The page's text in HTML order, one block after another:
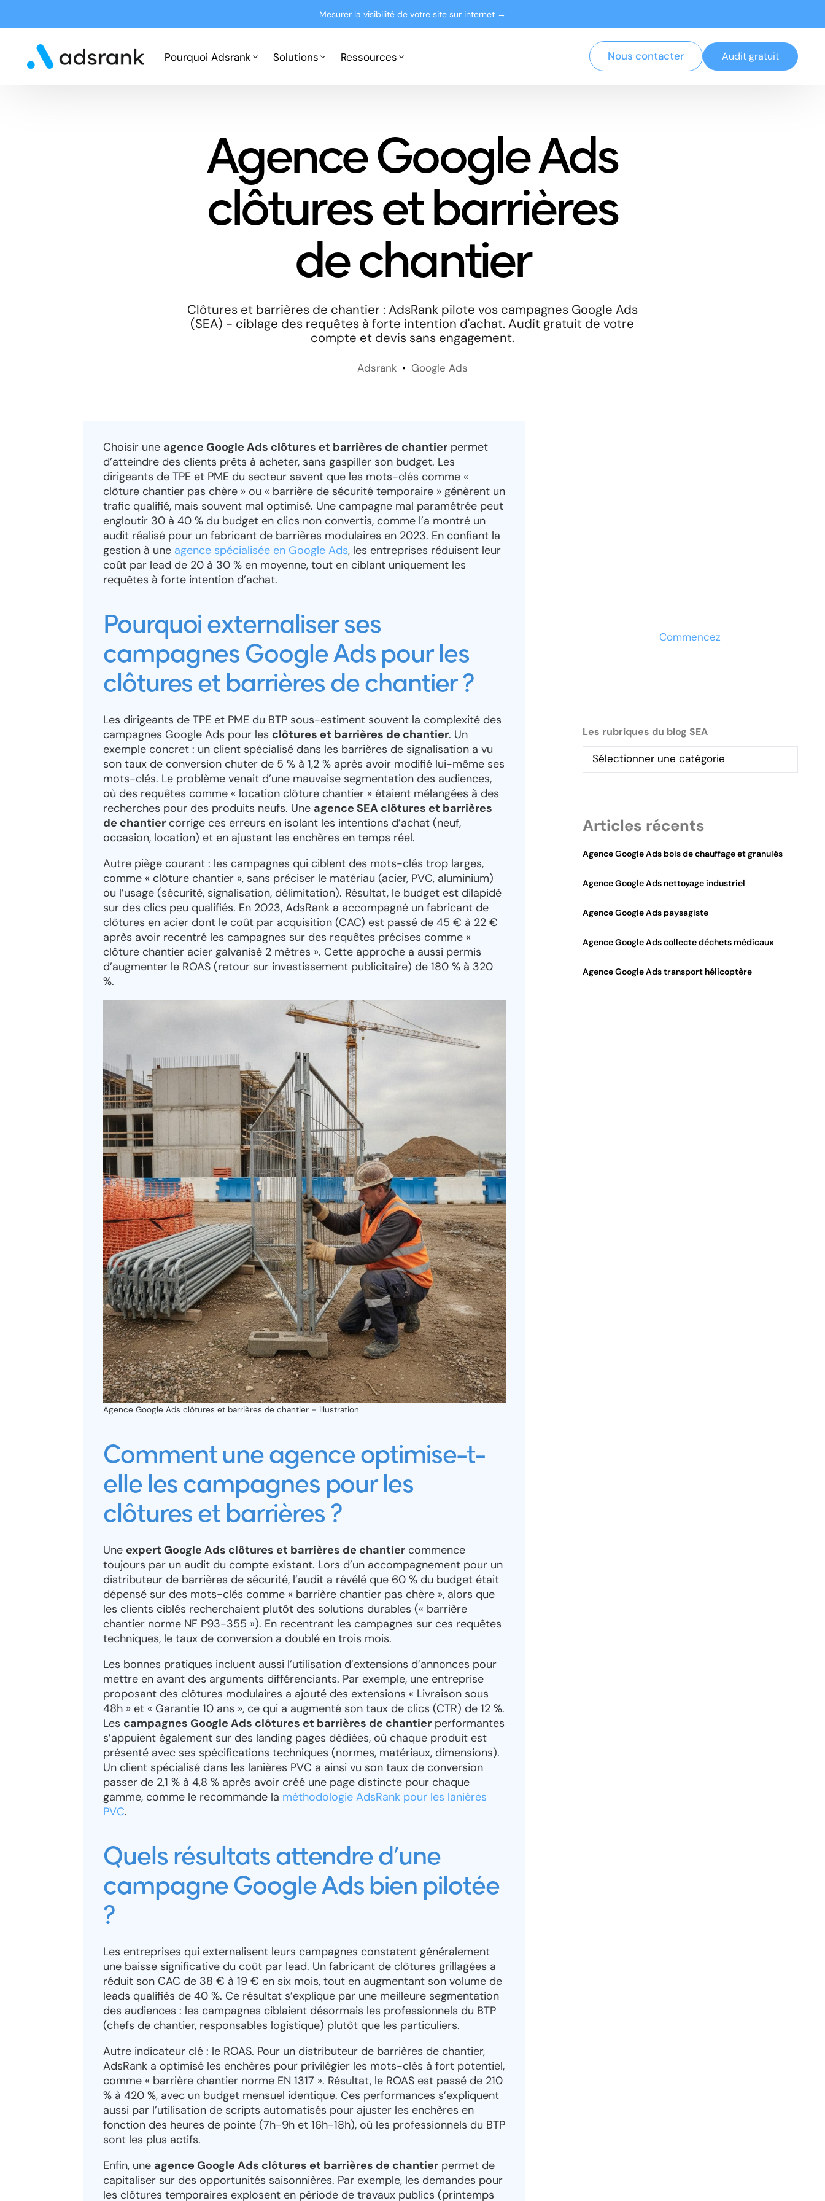
Mesurer la visibilité de votre site sur internet →
Pourquoi Adsrank
Expertises
Cas clients
Solutions
Microsoft Advertising
Ressources
Presse
Le blog
Nous contacter Audit gratuit
Agence Google Ads
clôtures et barrières
de chantier
Clôtures et barrières de chantier : AdsRank pilote vos campagnes Google Ads
(SEA) - ciblage des requêtes à forte intention d'achat. Audit gratuit de votre
compte et devis sans engagement.
Adsrank Google Ads
Choisir une agence Google Ads clôtures et barrières de chantier permet
d’atteindre des clients prêts à acheter, sans gaspiller son budget. Les
dirigeants de TPE et PME du secteur savent que les mots-clés comme «
clôture chantier pas chère » ou « barrière de sécurité temporaire » génèrent un
trafic qualifié, mais souvent mal optimisé. Une campagne mal paramétrée peut
engloutir 30 à 40 % du budget en clics non convertis, comme l’a montré un
audit réalisé pour un fabricant de barrières modulaires en 2023. En confiant la
gestion à une agence spécialisée en Google Ads, les entreprises réduisent leur
coût par lead de 20 à 30 % en moyenne, tout en ciblant uniquement les
requêtes à forte intention d’achat.
Pourquoi externaliser ses
campagnes Google Ads pour les
clôtures et barrières de chantier ?
Les dirigeants de TPE et PME du BTP sous-estiment souvent la complexité des
campagnes Google Ads pour les clôtures et barrières de chantier. Un
exemple concret : un client spécialisé dans les barrières de signalisation a vu
son taux de conversion chuter de 5 % à 1,2 % après avoir modifié lui-même ses
mots-clés. Le problème venait d’une mauvaise segmentation des audiences,
où des requêtes comme « location clôture chantier » étaient mélangées à des
recherches pour des produits neufs. Une agence SEA clôtures et barrières
de chantier corrige ces erreurs en isolant les intentions d’achat (neuf,
occasion, location) et en ajustant les enchères en temps réel.
Autre piège courant : les campagnes qui ciblent des mots-clés trop larges,
comme « clôture chantier », sans préciser le matériau (acier, PVC, aluminium)
ou l’usage (sécurité, signalisation, délimitation). Résultat, le budget est dilapidé
sur des clics peu qualifiés. En 2023, AdsRank a accompagné un fabricant de
clôtures en acier dont le coût par acquisition (CAC) est passé de 45 € à 22 €
après avoir recentré les campagnes sur des requêtes précises comme «
clôture chantier acier galvanisé 2 mètres ». Cette approche a aussi permis
d’augmenter le ROAS (retour sur investissement publicitaire) de 180 % à 320
%.
Agence Google Ads clôtures et barrières de chantier – illustration
Comment une agence optimise-t-
elle les campagnes pour les
clôtures et barrières ?
Une expert Google Ads clôtures et barrières de chantier commence
toujours par un audit du compte existant. Lors d’un accompagnement pour un
distributeur de barrières de sécurité, l’audit a révélé que 60 % du budget était
dépensé sur des mots-clés comme « barrière chantier pas chère », alors que
les clients ciblés recherchaient plutôt des solutions durables (« barrière
chantier norme NF P93-355 »). En recentrant les campagnes sur ces requêtes
techniques, le taux de conversion a doublé en trois mois.
Les bonnes pratiques incluent aussi l’utilisation d’extensions d’annonces pour
mettre en avant des arguments différenciants. Par exemple, une entreprise
proposant des clôtures modulaires a ajouté des extensions « Livraison sous
48h » et « Garantie 10 ans », ce qui a augmenté son taux de clics (CTR) de 12 %.
Les campagnes Google Ads clôtures et barrières de chantier performantes
s’appuient également sur des landing pages dédiées, où chaque produit est
présenté avec ses spécifications techniques (normes, matériaux, dimensions).
Un client spécialisé dans les lanières PVC a ainsi vu son taux de conversion
passer de 2,1 % à 4,8 % après avoir créé une page distincte pour chaque
gamme, comme le recommande la méthodologie AdsRank pour les lanières
PVC.
Quels résultats attendre d’une
campagne Google Ads bien pilotée
?
Les entreprises qui externalisent leurs campagnes constatent généralement
une baisse significative du coût par lead. Un fabricant de clôtures grillagées a
réduit son CAC de 38 € à 19 € en six mois, tout en augmentant son volume de
leads qualifiés de 40 %. Ce résultat s’explique par une meilleure segmentation
des audiences : les campagnes ciblaient désormais les professionnels du BTP
(chefs de chantier, responsables logistique) plutôt que les particuliers.
Autre indicateur clé : le ROAS. Pour un distributeur de barrières de chantier,
AdsRank a optimisé les enchères pour privilégier les mots-clés à fort potentiel,
comme « barrière chantier norme EN 1317 ». Résultat, le ROAS est passé de 210
% à 420 %, avec un budget mensuel identique. Ces performances s’expliquent
aussi par l’utilisation de scripts automatisés pour ajuster les enchères en
fonction des heures de pointe (7h-9h et 16h-18h), où les professionnels du BTP
sont les plus actifs.
Enfin, une agence Google Ads clôtures et barrières de chantier permet de
capitaliser sur des opportunités saisonnières. Par exemple, les demandes pour
les clôtures temporaires explosent en période de travaux publics (printemps
Commencez
Les rubriques du blog SEA
Articles récents
Agence Google Ads bois de chauffage et granulés
Agence Google Ads nettoyage industriel
Agence Google Ads paysagiste
Agence Google Ads collecte déchets médicaux
Agence Google Ads transport hélicoptère